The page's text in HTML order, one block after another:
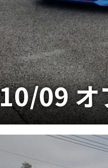
09 オ